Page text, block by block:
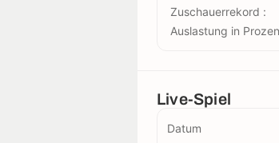
Zuschauerrekord :
Auslastung in
Live-Spiel
Datum